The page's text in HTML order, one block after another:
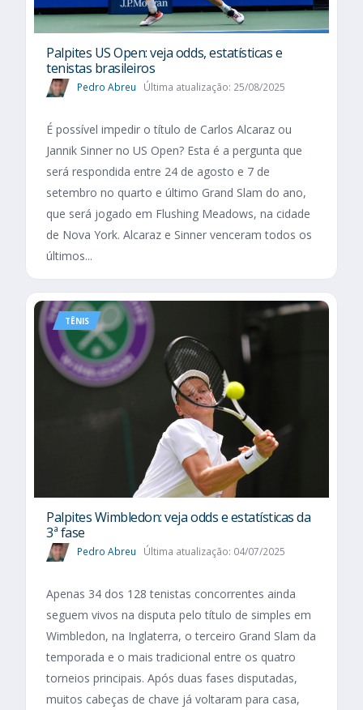
Palpites US Open: veja odds, estatísticas e
tenistas brasileiros
Pedro Abreu Última atualização: 25/08/2025
É possível impedir o título de Carlos Alcaraz ou
Jannik Sinner no US Open? Esta é a pergunta que
será respondida entre 24 de agosto e 7 de
setembro no quarto e último Grand Slam do ano,
que será jogado em Flushing Meadows, na cidade
de Nova York. Alcaraz e Sinner venceram todos os
últimos...
TÊNIS
Palpites Wimbledon: veja odds e estatísticas da
3ª fase
Pedro Abreu Última atualização: 04/07/2025
Apenas 34 dos 128 tenistas concorrentes ainda
seguem vivos na disputa pelo título de simples em
Wimbledon, na Inglaterra, o terceiro Grand Slam da
temporada e o mais tradicional entre os quatro
torneios principais. Após duas fases disputadas,
muitos cabeças de chave já voltaram para casa,